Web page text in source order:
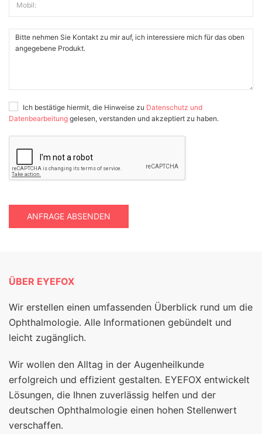
Mobil:
Ich bestätige hiermit, die Hinweise zu Datenschutz und
Datenbearbeitung gelesen, verstanden und akzeptiert zu haben.
ANFRAGE ABSENDEN
ÜBER EYEFOX
Wir erstellen einen umfassenden Überblick rund um die
Ophthalmologie. Alle Informationen gebündelt und
leicht zugänglich.
Wir wollen den Alltag in der Augenheilkunde
erfolgreich und effizient gestalten. EYEFOX entwickelt
Lösungen, die Ihnen zuverlässig helfen und der
deutschen Ophthalmologie einen hohen Stellenwert
verschaffen.